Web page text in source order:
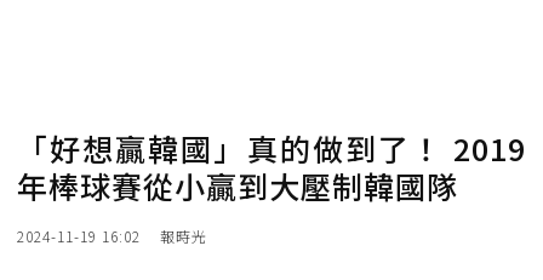
「好想贏韓國」真的做到了！ 2019
年棒球賽從小贏到大壓制韓國隊
2024-11-19 16:02 報時光